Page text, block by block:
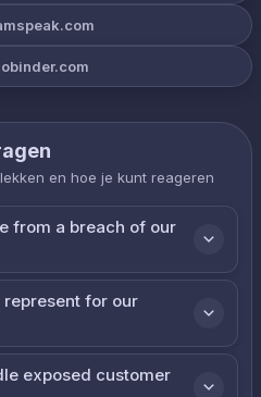
en hoe je kunt reageren
from a breach of our
for our
exposed customer